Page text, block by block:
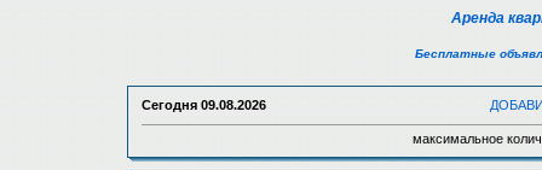
Аренда
Бесплатные
Сегодня 09.08.2026
максимальное